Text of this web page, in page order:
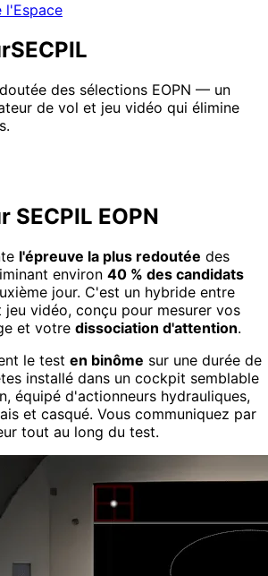
l'Espace
SECPIL
des sélections EOPN — un
de vol et jeu vidéo qui élimine
SECPIL EOPN
l'épreuve la plus redoutée des
environ 40 % des candidats
jour. C'est un hybride entre
vidéo, conçu pour mesurer vos
et votre dissociation d'attention.
le test en binôme sur une durée de
installé dans un cockpit semblable
équipé d'actionneurs hydrauliques,
et casqué. Vous communiquez par
tout au long du test.